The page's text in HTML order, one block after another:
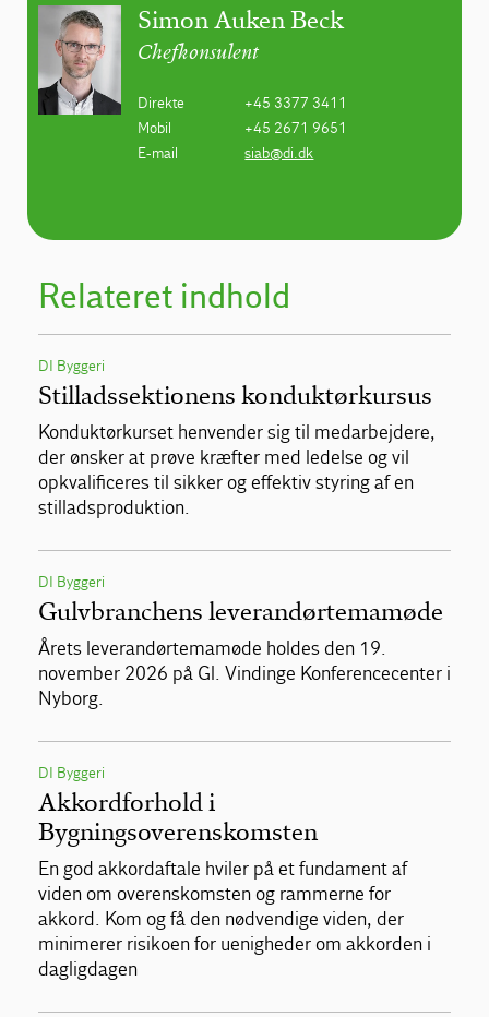
Simon Auken Beck
Chefkonsulent
Direkte
+45 3377 3411
Mobil
+45 2671 9651
E-mail
siab@di.dk
Relateret indhold
DI Byggeri
Stilladssektionens konduktørkursus
Konduktørkurset henvender sig til medarbejdere,
der ønsker at prøve kræfter med ledelse og vil
opkvalificeres til sikker og effektiv styring af en
stilladsproduktion.
DI Byggeri
Gulvbranchens leverandørtemamøde
Årets leverandørtemamøde holdes den 19.
november 2026 på Gl. Vindinge Konferencecenter i
Nyborg.
DI Byggeri
Akkordforhold i
Bygningsoverenskomsten
En god akkordaftale hviler på et fundament af
viden om overenskomsten og rammerne for
akkord. Kom og få den nødvendige viden, der
minimerer risikoen for uenigheder om akkorden i
dagligdagen